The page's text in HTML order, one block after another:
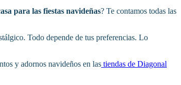
para las fiestas navideñas? Te contamos todas las
Todo depende de tus preferencias. Lo
y adornos navideños en las tiendas de Diagonal